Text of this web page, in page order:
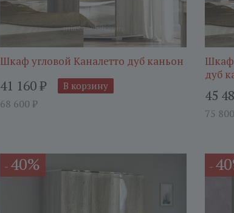
Шкаф угловой Каналетто дуб каньон
41 160₽
68 600 ₽
В корзину
Шкаф
дуб
45
75 800
- 40% -